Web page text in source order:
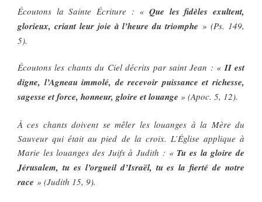
Écoutons la Sainte Écriture : « Que les fidèles exultent,
glorieux, criant leur joie à l’heure du triomphe» (Ps. 149,
5).
Écoutons les chants du Ciel décrits par saint Jean : «II est
digne, l’Agneau immolé, de recevoir puissance et richesse,
sagesse et force, honneur, gloire et louange » (Apoc. 5, 12).
À ces chants doivent se mêler les louanges à la Mère du
Sauveur qui était au pied de la croix. L’Église applique à
Marie les louanges des Juifs à Judith : « Tu es la gloire de
Jérusalem, tu es l’orgueil d’Israël, tu es la fierté de notre
race » (Judith 15, 9).